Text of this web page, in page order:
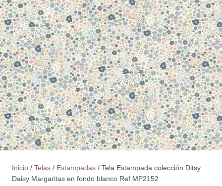
Inicio / Telas / Estampadas / Tela Estampada colección Ditsy
Daisy Margaritas en fondo blanco Ref.MP2152